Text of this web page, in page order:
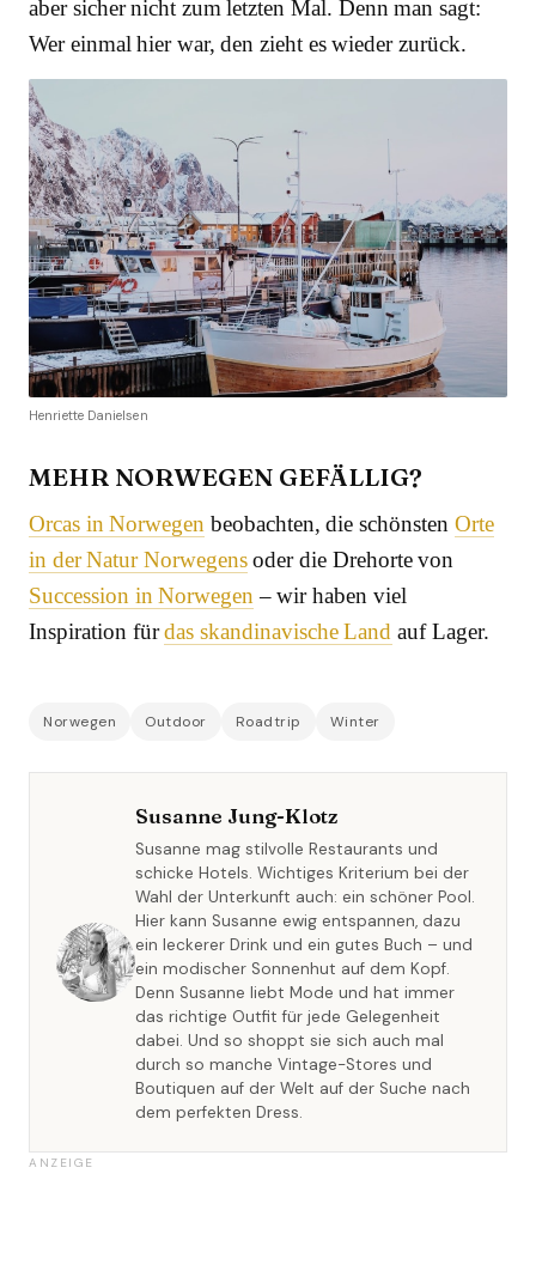
aber sicher nicht zum letzten Mal. Denn man sagt:
Wer einmal hier war, den zieht es wieder zurück.
Henriette Danielsen
MEHR NORWEGEN GEFÄLLIG?
Orcas in Norwegen beobachten, die schönsten Orte
in der Natur Norwegensoder die Drehorte von
Succession in Norwegen – wir haben viel
Inspiration fürdas skandinavische Land auf Lager.
Norwegen Outdoor Roadtrip Winter
Susanne Jung-Klotz
Susanne mag stilvolle Restaurants und
schicke Hotels. Wichtiges Kriterium bei der
Wahl der Unterkunft auch: ein schöner Pool.
Hier kann Susanne ewig entspannen, dazu
ein leckerer Drink und ein gutes Buch – und
ein modischer Sonnenhut auf dem Kopf.
Denn Susanne liebt Mode und hat immer
das richtige Outfit für jede Gelegenheit
dabei. Und so shoppt sie sich auch mal
durch so manche Vintage-Stores und
Boutiquen auf der Welt auf der Suche nach
dem perfekten Dress.
ANZEIGE